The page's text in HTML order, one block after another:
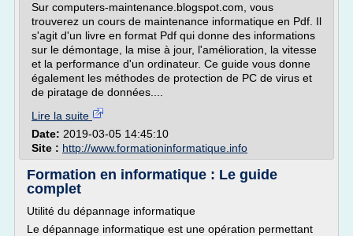
Sur computers-maintenance.blogspot.com, vous
trouverez un cours de maintenance informatique en Pdf. Il
s'agit d'un livre en format Pdf qui donne des informations
sur le démontage, la mise à jour, l'amélioration, la vitesse
et la performance d'un ordinateur. Ce guide vous donne
également les méthodes de protection de PC de virus et
de piratage de données....
Lire la suite
Date: 2019-03-05 14:45:10
Site : http://www.formationinformatique.info
Formation en informatique : Le guide
complet
Utilité du dépannage informatique
Le dépannage informatique est une opération permettant